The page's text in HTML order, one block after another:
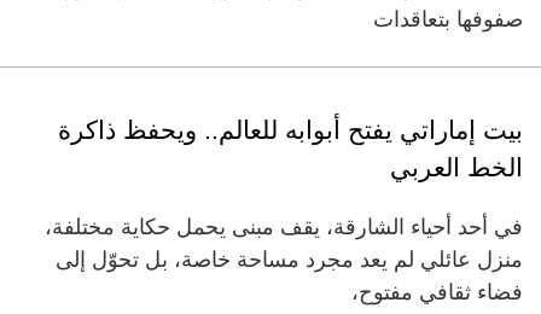
صفوفها بتعاقدات
بيت إماراتي يفتح أبوابه للعالم.. ويحفظ ذاكرة
الخط العربي
في أحد أحياء الشارقة، يقف مبنى يحمل حكاية مختلفة،
منزل عائلي لم يعد مجرد مساحة خاصة، بل تحوّل إلى
فضاء ثقافي مفتوح،